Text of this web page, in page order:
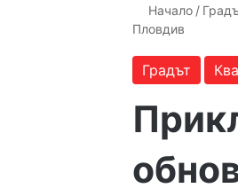
Начало /
Пловдив
Градът